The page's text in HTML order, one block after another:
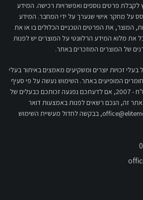
פרטים נוספים ואפשרויות רכישה. המידע
על מחקר אישי שנערך על ידי המחבר. המידע
המוצר, את הפרטים הטכניים הכלולים בו או את
את מלוא המידע הרלוונטי על המוצרים יש לפנות
של המוצרים המוזכרים באתר.
זכויות יוצרים ומשקיעים מאמצים באיתור בעלי
בחומרים המופיעים באתר. השימוש נעשה על פי סעיף
27א לחוק זכויות יוצרים תשס"ח - 2007, אם לדעתכם נפגעה זכותכם כבעלים של
באתר זה, הנכם רשאים לפנות באמצעות דואר
, בבקשה לחדול מעשיית השימוש